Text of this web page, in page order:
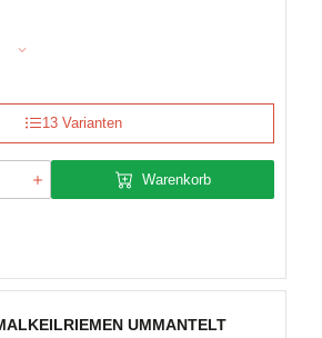
13 Varianten
Warenkorb
UMMANTELT